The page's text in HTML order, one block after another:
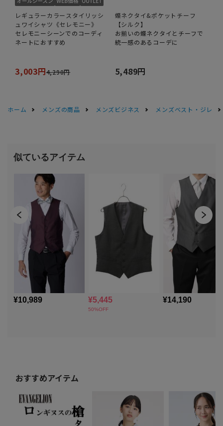
レギュラーカラースタイリッシ
ュワイシャツ《セレモニー》
セレモニーシーンでのコーディ
ネートにおすすめ
3,003円4,290円
蝶ネクタイ&ポケットチーフ
【シルク】
お揃いの蝶ネクタイとチーフで
統一感のあるコーデに
5,489円
ホーム メンズの商品 メンズビジネス メンズベスト・ジレ